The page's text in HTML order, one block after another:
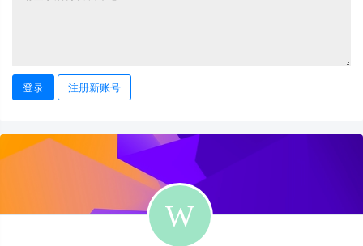
登录 注册新账号